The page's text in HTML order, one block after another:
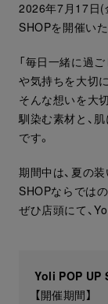
2026年7月17日(
SHOPを開催いた
「毎日一緒に過
や気持ちを大切
そんな想いを大
馴染む素材と、
です。
期間中は、夏の
SHOPならでは
ぜひ店頭にて、
Yoli POP UP
【開催期間】